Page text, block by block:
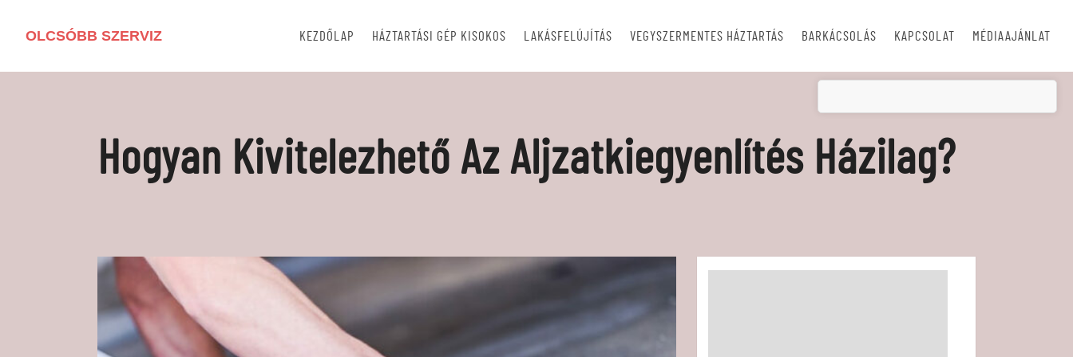
OLCSÓBB SZERVIZ KEZDŐLAP HÁZTARTÁSI GÉP KISOKOS LAKÁSFELÚJÍTÁS VEGYSZERMENTES HÁZTARTÁS BARKÁCSOLÁS KAPCSOLAT MÉDIAAJÁNLAT
Hogyan Kivitelezhető Az Aljzatkiegyenlítés Házilag?